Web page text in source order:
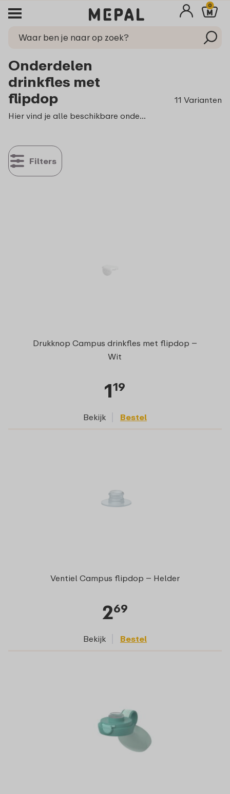
0
Onderdelen
drinkfles met
flipdop
11 Varianten
Hier vind je alle beschikbare onderdelen voor de Campus drinkfles met flipdop. De onderdelen zijn geschikt voor alle varianten van de drinkfles met flipdop: transparant, RVS en isoleer.
Filters
Drukknop Campus drinkfles met flipdop –
Wit
119
Bekijk Bestel
Ventiel Campus flipdop – Helder
269
Bekijk Bestel